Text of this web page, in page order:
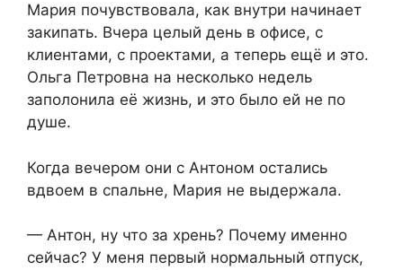
Мария почувствовала, как внутри начинает
закипать. Вчера целый день в офисе, с
клиентами, с проектами, а теперь ещё и это.
Ольга Петровна на несколько недель
заполонила её жизнь, и это было ей не по
душе.
Когда вечером они с Антоном остались
вдвоем в спальне, Мария не выдержала.
— Антон, ну что за хрень? Почему именно
сейчас? У меня первый нормальный отпуск,